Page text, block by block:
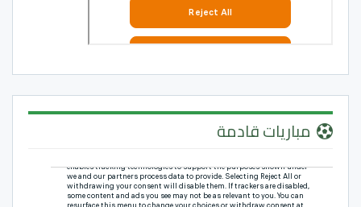
مباريات قادمة